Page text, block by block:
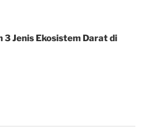
3 Jenis Ekosistem Darat di